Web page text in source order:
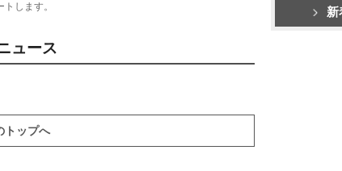
します。
ュース
トップへ
新